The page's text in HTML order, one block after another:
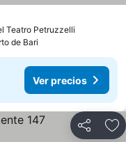
Teatro Petruzzelli
de Bari
Ver precios
Compartir